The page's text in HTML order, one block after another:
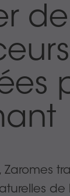
de
Zaromes